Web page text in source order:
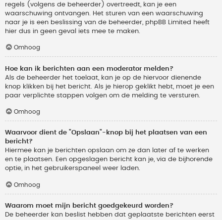
regels (volgens de beheerder) overtreedt, kan je een
waarschuwing ontvangen. Het sturen van een waarschuwing
naar je is een beslissing van de beheerder, phpBB Limited heeft
hier dus in geen geval iets mee te maken.
Omhoog
Hoe kan ik berichten aan een moderator melden?
Als de beheerder het toelaat, kan je op de hiervoor dienende
knop klikken bij het bericht. Als je hierop geklikt hebt, moet je een
paar verplichte stappen volgen om de melding te versturen.
Omhoog
Waarvoor dient de "Opslaan"-knop bij het plaatsen van een
bericht?
Hiermee kan je berichten opslaan om ze dan later af te werken
en te plaatsen. Een opgeslagen bericht kan je, via de bijhorende
optie, in het gebruikerspaneel weer laden.
Omhoog
Waarom moet mijn bericht goedgekeurd worden?
De beheerder kan beslist hebben dat geplaatste berichten eerst